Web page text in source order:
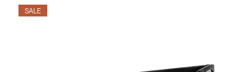
SALE